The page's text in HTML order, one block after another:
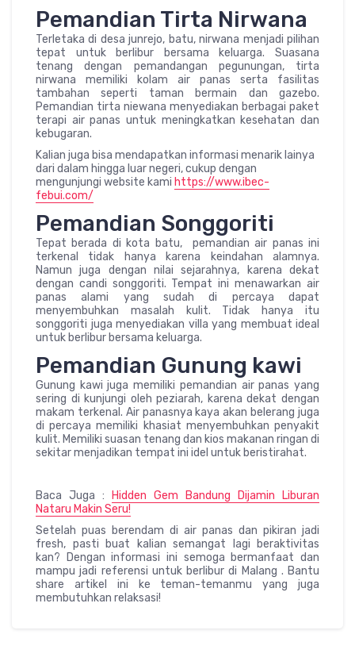
Pemandian Tirta Nirwana
Terletaka di desa junrejo, batu, nirwana menjadi pilihan
tepat untuk berlibur bersama keluarga. Suasana
tenang dengan pemandangan pegunungan, tirta
nirwana memiliki kolam air panas serta fasilitas
tambahan seperti taman bermain dan gazebo.
Pemandian tirta niewana menyediakan berbagai paket
terapi air panas untuk meningkatkan kesehatan dan
kebugaran.
Kalian juga bisa mendapatkan informasi menarik lainya
dari dalam hingga luar negeri, cukup dengan
mengunjungi website kami https://www.ibec-
febui.com/
Pemandian Songgoriti
Tepat berada di kota batu, pemandian air panas ini
terkenal tidak hanya karena keindahan alamnya.
Namun juga dengan nilai sejarahnya, karena dekat
dengan candi songgoriti. Tempat ini menawarkan air
panas alami yang sudah di percaya dapat
menyembuhkan masalah kulit. Tidak hanya itu
songgoriti juga menyediakan villa yang membuat ideal
untuk berlibur bersama keluarga.
Pemandian Gunung kawi
Gunung kawi juga memiliki pemandian air panas yang
sering di kunjungi oleh peziarah, karena dekat dengan
makam terkenal. Air panasnya kaya akan belerang juga
di percaya memiliki khasiat menyembuhkan penyakit
kulit. Memiliki suasan tenang dan kios makanan ringan di
sekitar menjadikan tempat ini idel untuk beristirahat.
Baca Juga : Hidden Gem Bandung Dijamin Liburan
Nataru Makin Seru!
Setelah puas berendam di air panas dan pikiran jadi
fresh, pasti buat kalian semangat lagi beraktivitas
kan? Dengan informasi ini semoga bermanfaat dan
mampu jadi referensi untuk berlibur di Malang . Bantu
share artikel ini ke teman-temanmu yang juga
membutuhkan relaksasi!